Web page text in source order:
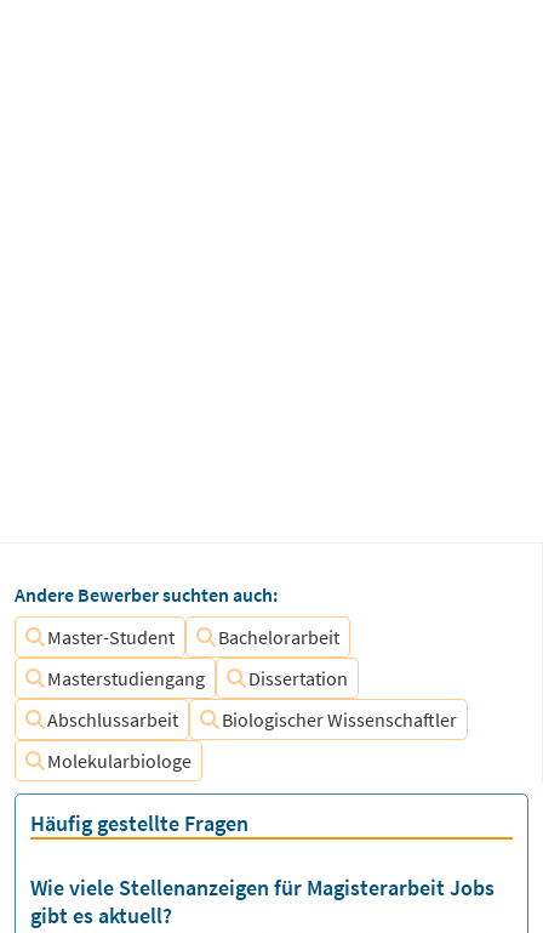
Andere Bewerber suchten auch:
Master-Student
Bachelorarbeit
Masterstudiengang
Dissertation
Abschlussarbeit
Biologischer Wissenschaftler
Molekularbiologe
Häufig gestellte Fragen
Wie viele Stellenanzeigen für Magisterarbeit Jobs
gibt es aktuell?